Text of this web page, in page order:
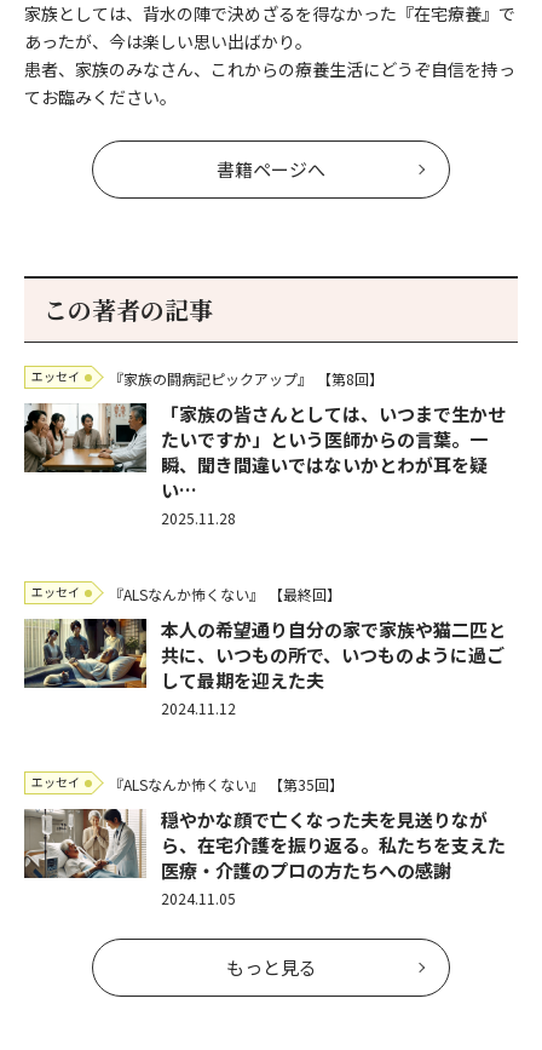
家族としては、背水の陣で決めざるを得なかった『在宅療養』で
あったが、今は楽しい思い出ばかり。
患者、家族のみなさん、これからの療養生活にどうぞ自信を持っ
てお臨みください。
書籍ページへ
この著者の記事
エッセイ 『家族の闘病記ピックアップ』 【第8回】
「家族の皆さんとしては、いつまで生かせ
たいですか」という医師からの言葉。一
瞬、聞き間違いではないかとわが耳を疑
い…
2025.11.28
エッセイ 『ALSなんか怖くない』 【最終回】
本人の希望通り自分の家で家族や猫二匹と
共に、いつもの所で、いつものように過ご
して最期を迎えた夫
2024.11.12
エッセイ 『ALSなんか怖くない』 【第35回】
穏やかな顔で亡くなった夫を見送りなが
ら、在宅介護を振り返る。私たちを支えた
医療・介護のプロの方たちへの感謝
2024.11.05
もっと見る